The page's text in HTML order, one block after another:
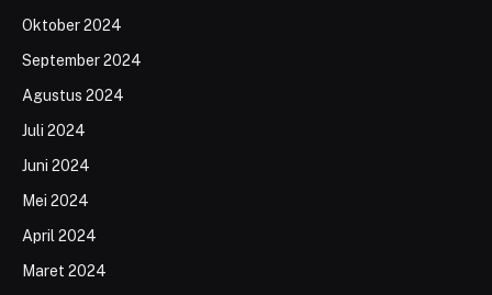
Oktober 2024
September 2024
Agustus 2024
Juli 2024
Juni 2024
Mei 2024
April 2024
Maret 2024